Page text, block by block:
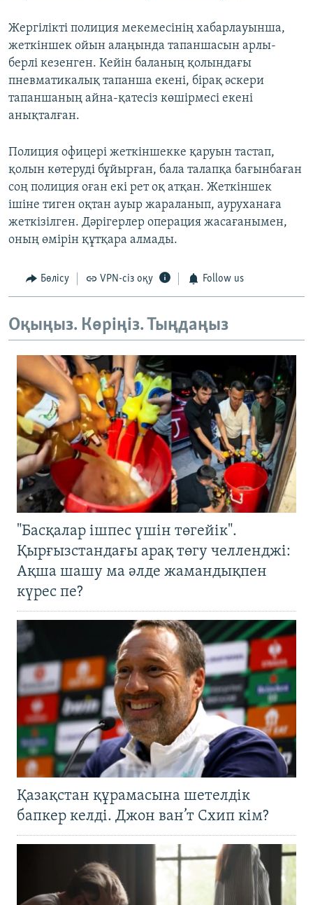
Жергілікті полиция мекемесінің хабарлауынша,
жеткіншек ойын алаңында тапаншасын арлы-
берлі кезенген. Кейін баланың қолындағы
пневматикалық тапанша екені, бірақ әскери
тапаншаның айна-қатесіз көшірмесі екені
анықталған.
Полиция офицері жеткіншекке қаруын тастап,
қолын көтеруді бұйырған, бала талапқа бағынбаған
соң полиция оған екі рет оқ атқан. Жеткіншек
ішіне тиген оқтан ауыр жараланып, ауруханаға
жеткізілген. Дәрігерлер операция жасағанымен,
оның өмірін құтқара алмады.
Бөлісу VPN-сіз оқу Follow us
Оқыңыз. Көріңіз. Тыңдаңыз
"Басқалар ішпес үшін төгейік".
Қырғызстандағы арақ төгу челленджі:
Ақша шашу ма әлде жамандықпен
күрес пе?
Қазақстан құрамасына шетелдік
бапкер келді. Джон ван’т Схип кім?